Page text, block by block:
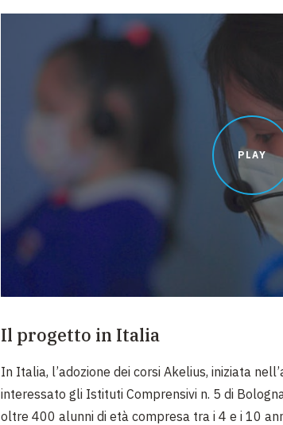
PLAY
Il progetto in Italia
In Italia, l’adozione dei corsi Akelius, iniziata
interessato gli Istituti Comprensivi n. 5 di
oltre 400 alunni di età compresa tra i 4 e i 10